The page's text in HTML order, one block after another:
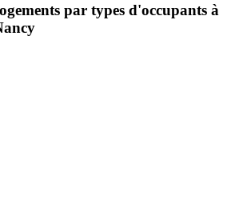
par types d'occupants à